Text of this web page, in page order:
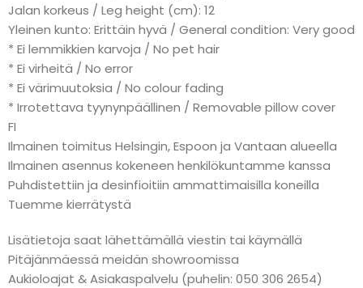
Jalan korkeus / Leg height (cm): 12
Yleinen kunto: Erittäin hyvä / General condition: Very good
* Ei lemmikkien karvoja / No pet hair
* Ei virheitä / No error
* Ei värimuutoksia / No colour fading
* Irrotettava tyynynpäällinen / Removable pillow cover
FI
Ilmainen toimitus Helsingin, Espoon ja Vantaan alueella
Ilmainen asennus kokeneen henkilökuntamme kanssa
Puhdistettiin ja desinfioitiin ammattimaisilla koneilla
Tuemme kierrätystä
Lisätietoja saat lähettämällä viestin tai käymällä
Pitäjänmäessä meidän showroomissa
Aukioloajat & Asiakaspalvelu (puhelin: 050 306 2654)